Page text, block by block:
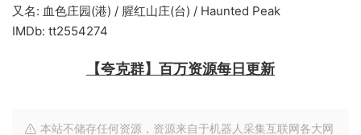
又名: 血色庄园(港) / 腥红山庄(台) / Haunted Peak
IMDb: tt2554274
【夸克群】百万资源每日更新
本站不储存任何资源，资源来自于机器人采集互联网各大网